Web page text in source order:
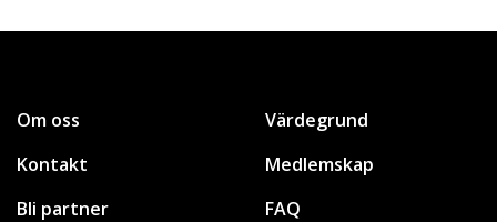
Om oss
Kontakt
Bli partner
Värdegrund
Medlemskap
FAQ